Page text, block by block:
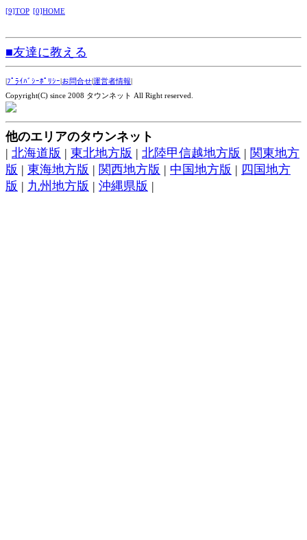
[9]TOP [0]HOME
■友達に教える
|ﾌﾟﾗｲﾊﾞｼｰﾎﾟﾘｼｰ|お問合せ|運営者情報|
Copyright(C) since 2008 タウンネット All Right reserved.
他のエリアのタウンネット
| 北海道版 | 東北地方版 | 北陸甲信越地方版 | 関東地方
版 | 東海地方版 | 関西地方版 | 中国地方版 | 四国地方
版 | 九州地方版 | 沖縄県版 |